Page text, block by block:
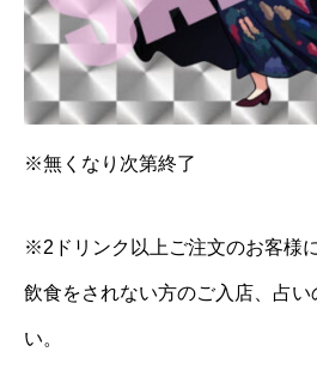
※無くなり次第終了
※2ドリンク以上ご注文のお客様
飲食をされない方のご入店、占い
い。